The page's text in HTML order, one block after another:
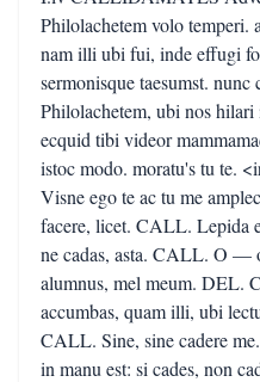
Philolachetem volo temperi.
nam illi ubi fui, inde effugi
sermonisque taesumst. nunc
Philolachetem, ubi nos
ecquid tibi videor
istoc modo. moratu's tu te.
Visne ego te ac tu me
facere, licet. CALL. Lepida
ne cadas, asta. CALL. O —
alumnus, mel meum. DEL.
accumbas, quam illi, ubi
CALL. Sine, sine cadere
in manu est: si cades, non